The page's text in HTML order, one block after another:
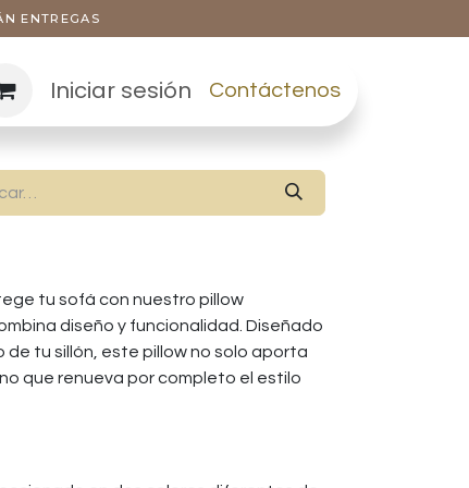
ENTREGAS
Iniciar sesión Contáctenos
tu sofá con nuestro pillow
diseño y funcionalidad. Diseñado
tu sillón, este pillow no solo aporta
que renueva por completo el estilo